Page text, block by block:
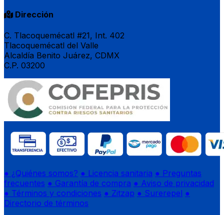
Dirección
C. Tlacoquemécatl #21, Int. 402
Tlacoquemécatl del Valle
Alcaldía Benito Juárez, CDMX
C.P. 03200
● ¿Quiénes somos? ● Licencia sanitaria ● Preguntas
frecuentes ● Garantía de compra ● Aviso de privacidad
● Términos y condiciones ● Zitzap ● Surerepel ●
Directorio de términos